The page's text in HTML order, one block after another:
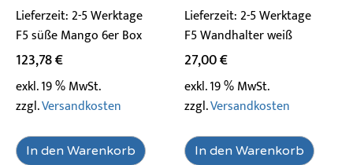
Lieferzeit:2-5 Werktage
F5 süße Mango 6er Box
123,78€
exkl. 19 % MwSt.
zzgl.Versandkosten
In den Warenkorb
Lieferzeit:2-5 Werktage
F5 Wandhalter weiß
27,00€
exkl. 19 % MwSt.
zzgl.Versandkosten
In den Warenkorb